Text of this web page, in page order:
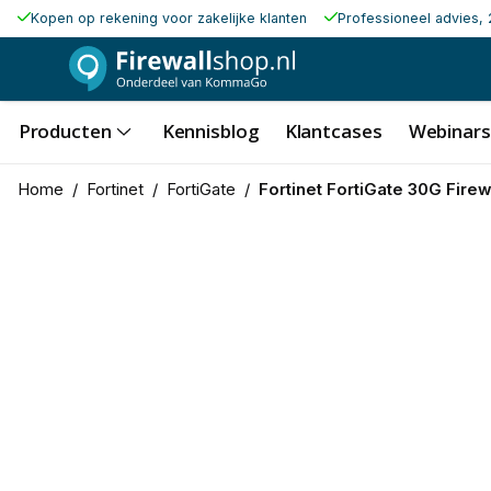
Kopen op rekening voor zakelijke klanten Professioneel advies,
Producten Kennisblog Klantcases Webinars
Home / Fortinet / FortiGate / Fortinet FortiGate 30G